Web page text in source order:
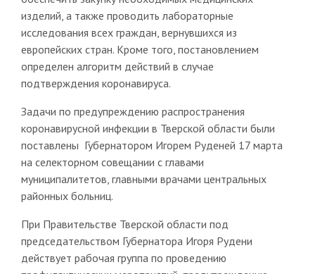
изделий, а также проводить лабораторные
исследования всех граждан, вернувшихся из
европейских стран. Кроме того, постановлением
определен алгоритм действий в случае
подтверждения коронавируса.
Задачи по предупреждению распространения
коронавирусной инфекции в Тверской области были
поставлены Губернатором Игорем Руденей 17 марта
на селекторном совещании с главами
муниципалитетов, главными врачами центральных
районных больниц.
При Правительстве Тверской области под
председательством Губернатора Игоря Рудени
действует рабочая группа по проведению